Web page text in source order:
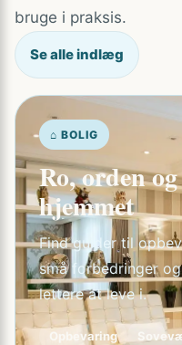
bruge i praksis.
Se alle indlæg
⌂ BOLIG
Ro, orden
hjemmet
Find guider til
små forbedringer
lettere at leve i.
Opbevaring